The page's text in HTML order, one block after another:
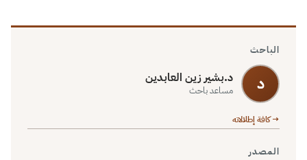
الباحث
د د.بشير زين العابدين
مساعد باحث
→ كافة إطلالاته
المصدر